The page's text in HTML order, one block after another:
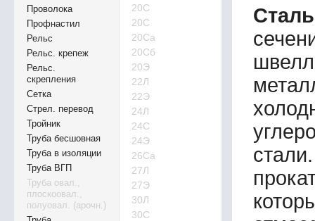
Проволока
Профнастил
Рельс
Рельс. крепеж
Рельс.
скрепления
Сетка
Стрел. перевод
Тройник
Труба бесшовная
Труба в изоляции
Труба ВГП
Труба овал.,
плоскоовал.,
полуовал. (арочн.)
20С
20С
20Са
20Сб
20Э
22Л
22Э
24Л
24С
24Э
26Са
27Л
27Э
30Л
30С